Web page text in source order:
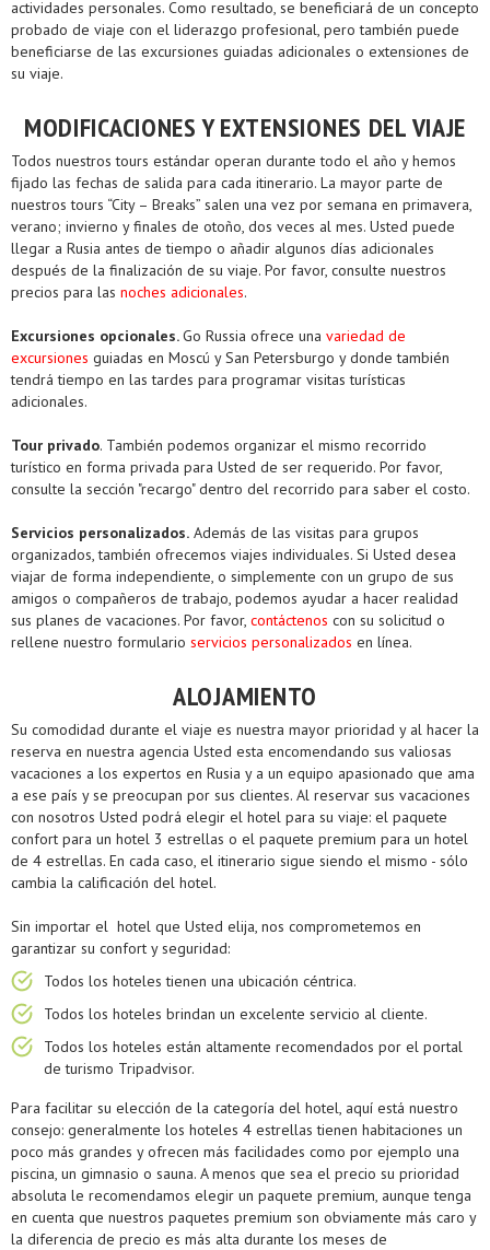
actividades personales. Como resultado, se beneficiará de un concepto
probado de viaje con el liderazgo profesional, pero también puede
beneficiarse de las excursiones guiadas adicionales o extensiones de
su viaje.
MODIFICACIONES Y EXTENSIONES DEL VIAJE
Todos nuestros tours estándar operan durante todo el año y hemos
fijado las fechas de salida para cada itinerario. La mayor parte de
nuestros tours “City – Breaks” salen una vez por semana en primavera,
verano; invierno y finales de otoño, dos veces al mes. Usted puede
llegar a Rusia antes de tiempo o añadir algunos días adicionales
después de la finalización de su viaje. Por favor, consulte nuestros
precios para las noches adicionales.
Excursiones opcionales.Go Russia ofrece una variedad de
excursiones guiadas en Moscú y San Petersburgo y donde también
tendrá tiempo en las tardes para programar visitas turísticas
adicionales.
Tour privado. También podemos organizar el mismo recorrido
turístico en forma privada para Usted de ser requerido. Por favor,
consulte la sección "recargo" dentro del recorrido para saber el costo.
Servicios personalizados. Además de las visitas para grupos
organizados, también ofrecemos viajes individuales. Si Usted desea
viajar de forma independiente, o simplemente con un grupo de sus
amigos o compañeros de trabajo, podemos ayudar a hacer realidad
sus planes de vacaciones. Por favor, contáctenos con su solicitud o
rellene nuestro formulario servicios personalizados en línea.
ALOJAMIENTO
Su comodidad durante el viaje es nuestra mayor prioridad y al hacer la
reserva en nuestra agencia Usted esta encomendando sus valiosas
vacaciones a los expertos en Rusia y a un equipo apasionado que ama
a ese país y se preocupan por sus clientes. Al reservar sus vacaciones
con nosotros Usted podrá elegir el hotel para su viaje: el paquete
confort para un hotel 3 estrellas o el paquete premium para un hotel
de 4 estrellas. En cada caso, el itinerario sigue siendo el mismo - sólo
cambia la calificación del hotel.
Sin importar el hotel que Usted elija, nos comprometemos en
garantizar su confort y seguridad:
Todos los hoteles tienen una ubicación céntrica.
Todos los hoteles brindan un excelente servicio al cliente.
Todos los hoteles están altamente recomendados por el portal
de turismo Tripadvisor.
Para facilitar su elección de la categoría del hotel, aquí está nuestro
consejo: generalmente los hoteles 4 estrellas tienen habitaciones un
poco más grandes y ofrecen más facilidades como por ejemplo una
piscina, un gimnasio o sauna. A menos que sea el precio su prioridad
absoluta le recomendamos elegir un paquete premium, aunque tenga
en cuenta que nuestros paquetes premium son obviamente más caro y
la diferencia de precio es más alta durante los meses de